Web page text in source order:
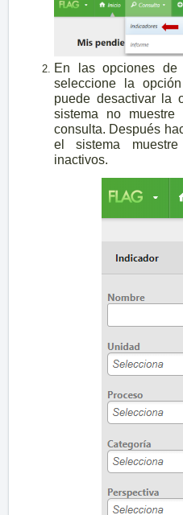
En las opciones
seleccione la opción
puede desactivar la
sistema no
consulta. Después
el sistema
inactivos.